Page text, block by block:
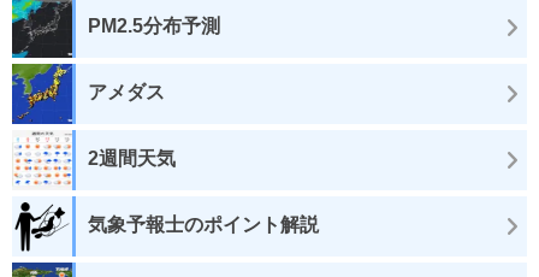
PM2.5分布予測
アメダス
2週間天気
気象予報士のポイント解説